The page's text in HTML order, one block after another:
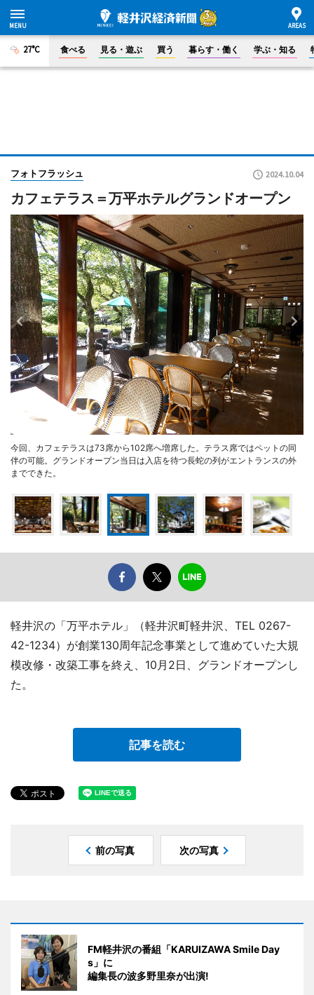
27°C 食べる 見る・遊ぶ 買う 暮らす・働く 学ぶ・知る
フォトフラッシュ 2024.10.04
カフェテラス＝万平ホテルグランドオープン
今回、カフェテラスは73席から102席へ増席した。テラス席ではペットの同
伴の可能。グランドオープン当日は入店を待つ長蛇の列がエントランスの外
までできた。
軽井沢の「万平ホテル」（軽井沢町軽井沢、TEL 0267-
42-1234）が創業130周年記念事業として進めていた大規
模改修・改築工事を終え、10月2日、グランドオープンし
た。
記事を読む
前の写真 次の写真
FM軽井沢の番組「KARUIZAWA Smile Day
s」に
編集長の波多野里奈が出演!